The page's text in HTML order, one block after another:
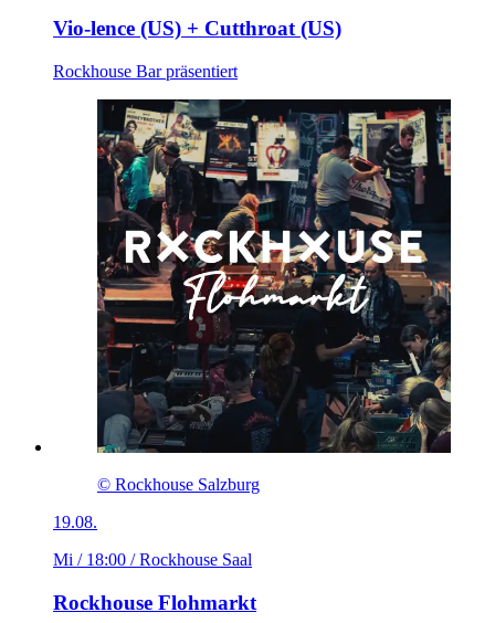
Vio-lence (US) + Cutthroat (US)
Rockhouse Bar präsentiert
© Rockhouse Salzburg
19.08.
Mi / 18:00 / Rockhouse Saal
Rockhouse Flohmarkt